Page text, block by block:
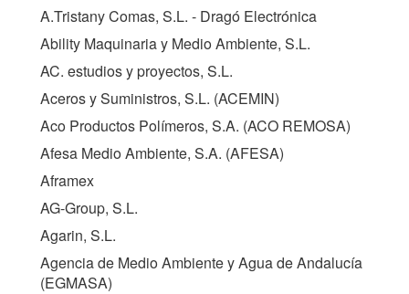
A.Tristany Comas, S.L. - Dragó Electrónica
Ability Maquinaria y Medio Ambiente, S.L.
AC. estudios y proyectos, S.L.
Aceros y Suministros, S.L. (ACEMIN)
Aco Productos Polímeros, S.A. (ACO REMOSA)
Afesa Medio Ambiente, S.A. (AFESA)
Aframex
AG-Group, S.L.
Agarin, S.L.
Agencia de Medio Ambiente y Agua de Andalucía
(EGMASA)